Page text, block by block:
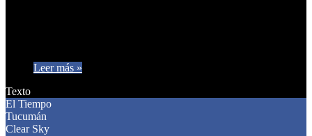
Leer más »
Texto
El Tiempo
Tucumán
Clear Sky